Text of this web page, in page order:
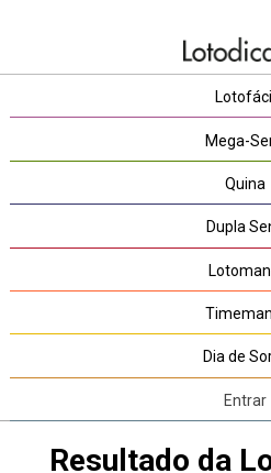
Lotofácil
Mega-
Quina
Dupla
Dia de
Entrar
Resultado da